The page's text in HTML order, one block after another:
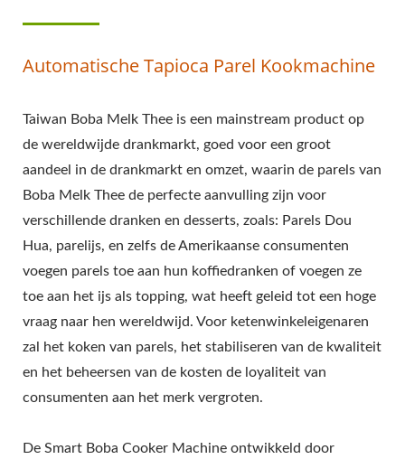
Automatische Tapioca Parel Kookmachine
Taiwan Boba Melk Thee is een mainstream product op
de wereldwijde drankmarkt, goed voor een groot
aandeel in de drankmarkt en omzet, waarin de parels van
Boba Melk Thee de perfecte aanvulling zijn voor
verschillende dranken en desserts, zoals: Parels Dou
Hua, parelijs, en zelfs de Amerikaanse consumenten
voegen parels toe aan hun koffiedranken of voegen ze
toe aan het ijs als topping, wat heeft geleid tot een hoge
vraag naar hen wereldwijd. Voor ketenwinkeleigenaren
zal het koken van parels, het stabiliseren van de kwaliteit
en het beheersen van de kosten de loyaliteit van
consumenten aan het merk vergroten.
De Smart Boba Cooker Machine ontwikkeld door